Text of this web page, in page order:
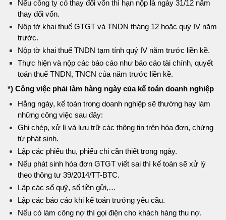
Nếu công ty có thay đổi vốn thì hạn nộp là ngày 31/12 năm
thay đổi vốn.
Nộp tờ khai thuế GTGT và TNDN tháng 12 hoặc quý IV năm
trước.
Nộp tờ khai thuế TNDN tạm tính quý IV năm trước liền kề.
Thực hiện và nộp các báo cáo như báo cáo tài chính, quyết
toán thuế TNDN, TNCN của năm trước liền kề.
*) Công việc phải làm hàng ngày của kế toán doanh nghiệp
Hằng ngày, kế toán trong doanh nghiệp sẽ thường hay làm
những công việc sau đây:
Ghi chép, xử lí và lưu trữ các thông tin trên hóa đơn, chứng
từ phát sinh.
Lập các phiếu thu, phiếu chi cần thiết trong ngày.
Nếu phát sinh hóa đơn GTGT viết sai thì kế toán sẽ xử lý
theo thông tư 39/2014/TT-BTC.
Lập các sổ quỹ, sổ tiền gửi,…
Lập các báo cáo khi kế toán trưởng yêu cầu.
Nếu có làm công nợ thì gọi điện cho khách hàng thu nợ.